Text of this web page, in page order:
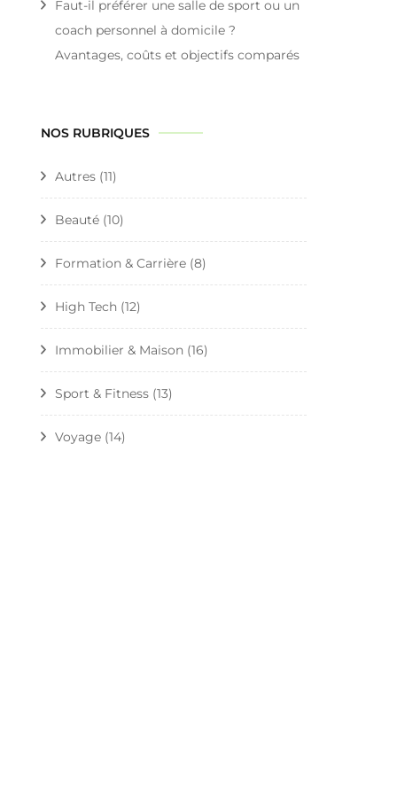
Faut-il préférer une salle de sport ou un
coach personnel à domicile ?
Avantages, coûts et objectifs comparés
NOS RUBRIQUES
Autres (11)
Beauté (10)
Formation & Carrière (8)
High Tech (12)
Immobilier & Maison (16)
Sport & Fitness (13)
Voyage (14)